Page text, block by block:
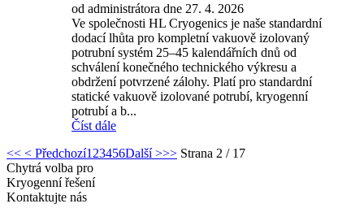
od administrátora dne 27. 4. 2026
Ve společnosti HL Cryogenics je naše standardní
dodací lhůta pro kompletní vakuově izolovaný
potrubní systém 25–45 kalendářních dnů od
schválení konečného technického výkresu a
obdržení potvrzené zálohy. Platí pro standardní
statické vakuově izolované potrubí, kryogenní
potrubí a b...
Číst dále
<< < Předchozí1 23456Další >>> Strana 2 / 17
Chytrá volba pro
Kryogenní řešení
Kontaktujte nás